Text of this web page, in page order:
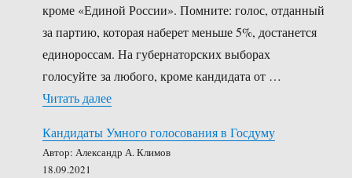
кроме «Единой России». Помните: голос, отданный
за партию, которая наберет меньше 5%, достанется
единороссам. На губернаторских выборах
голосуйте за любого, кроме кандидата от …
Читать далее«Кандидаты Умного голосования в
Кандидаты Умного голосования в Госдуму
Автор: Александр А. Климов
18.09.2021